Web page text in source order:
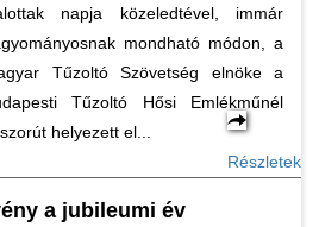
napja közeledtével, immár
mondható módon, a
Tűzoltó Szövetség elnöke a
Tűzoltó Hősi Emlékműnél
helyezett el...
Részletek
a jubileumi év